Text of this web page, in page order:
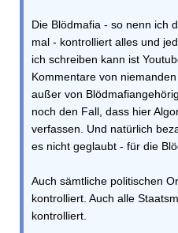
Die Blödmafia - so nenn ich
mal - kontrolliert alles und
ich schreiben kann ist
Kommentare von
außer von
noch den Fall, dass hier
verfassen. Und natürlich
es nicht geglaubt - für die
Auch sämtliche politischen
kontrolliert. Auch alle
kontrolliert.